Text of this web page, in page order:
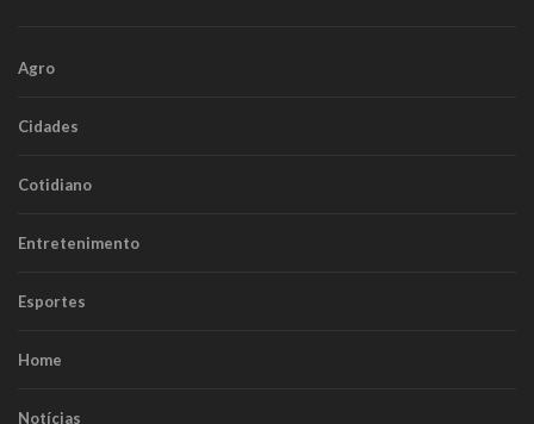
Agro
Cidades
Cotidiano
Entretenimento
Esportes
Home
Notícias